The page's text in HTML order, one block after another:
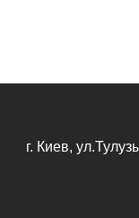
г. Киев,